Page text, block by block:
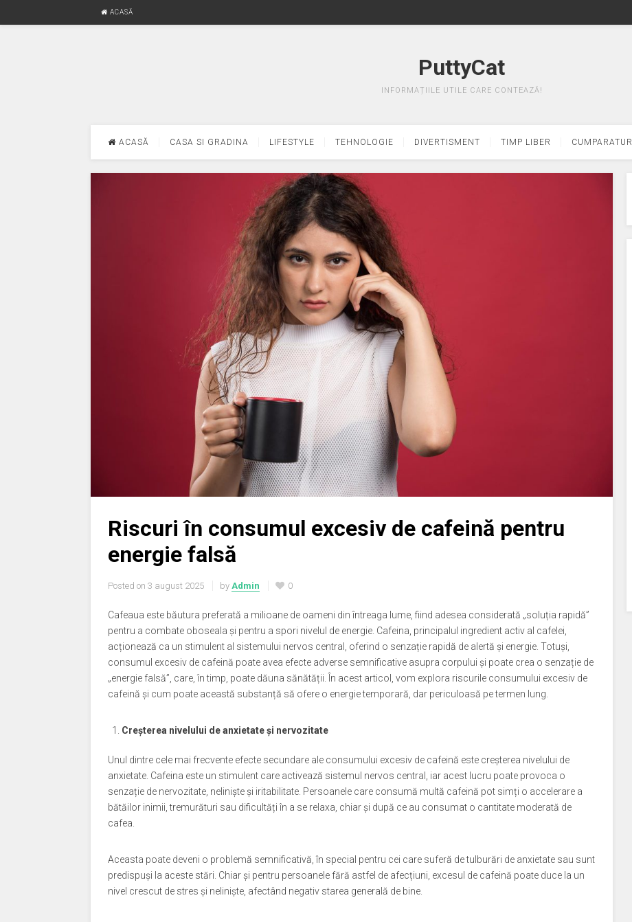
ACASĂ
PuttyCat
INFORMAȚIILE UTILE CARE CONTEAZĂ!
ACASĂ CASA SI GRADINA LIFESTYLE TEHNOLOGIE DIVERTISMENT TIMP LIBER CUMPARATURI
Riscuri în consumul excesiv de cafeină pentru
energie falsă
Posted on 3 august 2025 by Admin 0
Cafeaua este băutura preferată a milioane de oameni din întreaga lume, fiind adesea considerată „soluția rapidă”
pentru a combate oboseala și pentru a spori nivelul de energie. Cafeina, principalul ingredient activ al cafelei,
acționează ca un stimulent al sistemului nervos central, oferind o senzație rapidă de alertă și energie. Totuși,
consumul excesiv de cafeină poate avea efecte adverse semnificative asupra corpului și poate crea o senzație de
„energie falsă”, care, în timp, poate dăuna sănătății. În acest articol, vom explora riscurile consumului excesiv de
cafeină și cum poate această substanță să ofere o energie temporară, dar periculoasă pe termen lung.
Creșterea nivelului de anxietate și nervozitate
Unul dintre cele mai frecvente efecte secundare ale consumului excesiv de cafeină este creșterea nivelului de
anxietate. Cafeina este un stimulent care activează sistemul nervos central, iar acest lucru poate provoca o
senzație de nervozitate, neliniște și iritabilitate. Persoanele care consumă multă cafeină pot simți o accelerare a
bătăilor inimii, tremurături sau dificultăți în a se relaxa, chiar și după ce au consumat o cantitate moderată de
cafea.
Aceasta poate deveni o problemă semnificativă, în special pentru cei care suferă de tulburări de anxietate sau sunt
predispuși la aceste stări. Chiar și pentru persoanele fără astfel de afecțiuni, excesul de cafeină poate duce la un
nivel crescut de stres și neliniște, afectând negativ starea generală de bine.